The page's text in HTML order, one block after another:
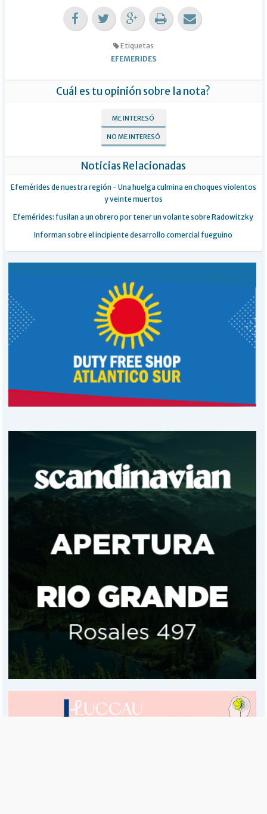
Etiquetas
EFEMERIDES
Cuál es tu opinión sobre la nota?
ME INTERESÓ
NO ME INTERESÓ
Noticias Relacionadas
Efemérides de nuestra región - Una huelga culmina en choques violentos
y veinte muertos
Efemérides: fusilan a un obrero por tener un volante sobre Radowitzky
Informan sobre el incipiente desarrollo comercial fueguino